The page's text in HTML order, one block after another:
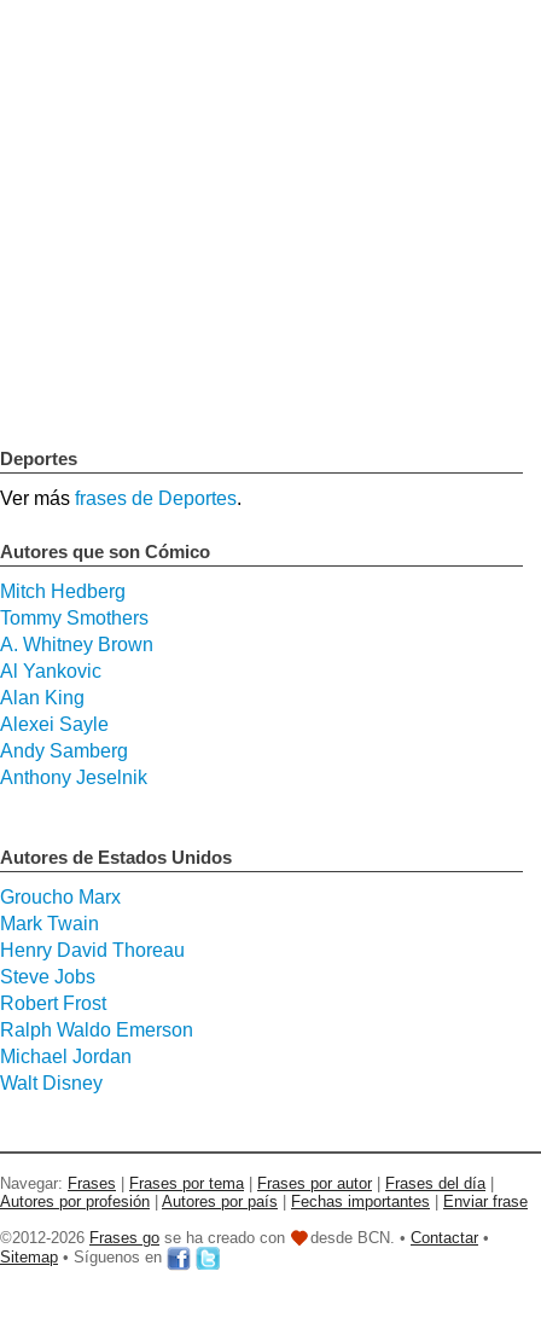
Deportes
Ver más frases de Deportes.
Autores que son Cómico
Mitch Hedberg
Tommy Smothers
A. Whitney Brown
Al Yankovic
Alan King
Alexei Sayle
Andy Samberg
Anthony Jeselnik
Autores de Estados Unidos
Groucho Marx
Mark Twain
Henry David Thoreau
Steve Jobs
Robert Frost
Ralph Waldo Emerson
Michael Jordan
Walt Disney
Navegar: Frases Frases por tema| Frases por autor Frases del día|
Autores por profesión
Autores por país Fechas importantes
Enviar frase
©2012-2026 Frases go se ha creado con desde BCN. • Contactar •
Sitemap • Síguenos en